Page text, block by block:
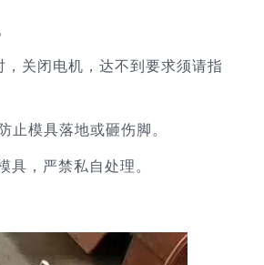
关闭电机，达不到要求须请指
模具落地或砸伤脚。
，严禁私自处理。